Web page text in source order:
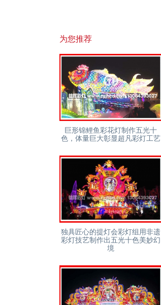
为您推荐
巨形锦鲤鱼彩花灯制作五光十
色，体量巨大彰显超凡彩灯工艺
独具匠心的提灯会彩灯组用非遗
彩灯技艺制作出五光十色美妙幻
境